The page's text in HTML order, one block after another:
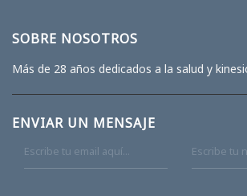
SOBRE NOSOTROS
Más de 28 años dedicados a la salud y
ENVIAR UN MENSAJE